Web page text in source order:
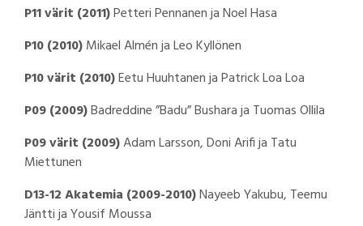
P11 värit (2011)Petteri Pennanen ja Noel Hasa
P10 (2010)Mikael Almén ja Leo Kyllönen
P10 värit (2010)Eetu Huuhtanen ja Patrick Loa Loa
P09 (2009)Badreddine ”Badu” Bushara ja Tuomas Ollila
P09 värit (2009)Adam Larsson, Doni Arifi ja Tatu
Miettunen
D13-12 Akatemia (2009-2010)Nayeeb Yakubu, Teemu
Jäntti ja Yousif Moussa